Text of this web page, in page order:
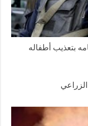
بتعذيب أطفاله